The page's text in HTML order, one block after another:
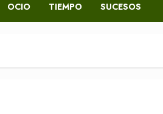
OCIO TIEMPO SUCESOS